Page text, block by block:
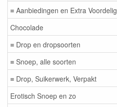
≡ Aanbiedingen en Extra Voordelig
Chocolade
≡ Drop en dropsoorten
≡ Snoep, alle soorten
≡ Drop, Suikerwerk, Verpakt
Erotisch Snoep en zo